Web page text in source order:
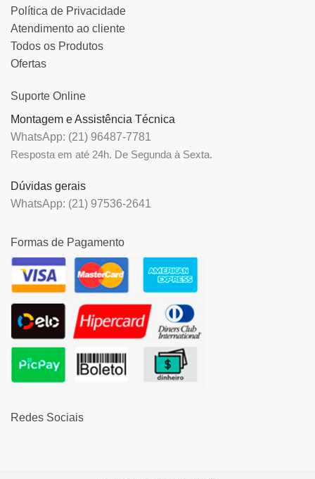
Política de Privacidade
Atendimento ao cliente
Todos os Produtos
Ofertas
Suporte Online
Montagem e Assistência Técnica
WhatsApp: (21) 96487-7781
Resposta em até 24h. De Segunda à Sexta.
Dúvidas gerais
WhatsApp: (21) 97536-2641
Formas de Pagamento
Redes Sociais